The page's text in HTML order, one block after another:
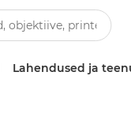
Lahendused ja